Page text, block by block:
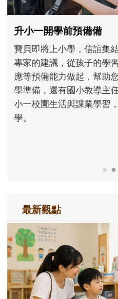
和孩子一起長大的那
不同模樣
沒有人天生就擅長當爸
次「前所未有」的體驗
大。從給予安全感的肢
主、角色認同及解決問
正嘗試用不同的模樣，
最新觀點